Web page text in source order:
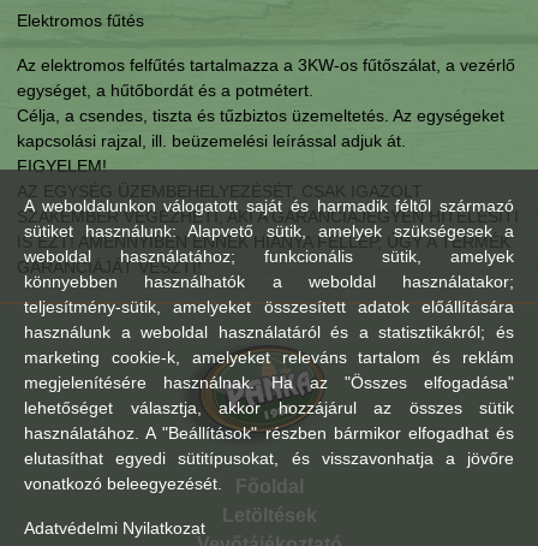
Elektromos fűtés
Az elektromos felfűtés tartalmazza a 3KW-os fűtőszálat, a vezérlő
egységet, a hűtőbordát és a potmétert.
Célja, a csendes, tiszta és tűzbiztos üzemeltetés. Az egységeket
kapcsolási rajzal, ill. beüzemelési leírással adjuk át.
FIGYELEM!
AZ EGYSÉG ÜZEMBEHELYEZÉSÉT, CSAK IGAZOLT
SZAKEMBER VÉGEZHETI, AKI A GARANCIAJEGYEN HITELESÍTI
IS EZT! AMENNYIBEN ENNEK HIÁNYA FELLÉP, ÚGY A TERMÉK
GARANCIÁJÁT VESZTI!
Főoldal
Letöltések
A weboldalunkon válogatott saját és harmadik féltől származó
sütiket használunk: Alapvető sütik, amelyek szükségesek a
weboldal használatához; funkcionális sütik, amelyek
könnyebben használhatók a weboldal használatakor;
teljesítmény-sütik, amelyeket összesített adatok előállítására
használunk a weboldal használatáról és a statisztikákról; és
marketing cookie-k, amelyeket releváns tartalom és reklám
megjelenítésére használnak. Ha az "Összes elfogadása"
lehetőséget választja, akkor hozzájárul az összes sütik
használatához. A "Beállítások" részben bármikor elfogadhat és
elutasíthat egyedi sütitípusokat, és visszavonhatja a jövőre
vonatkozó beleegyezését.
Adatvédelmi Nyilatkozat